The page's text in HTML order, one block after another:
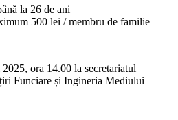
la 26 de ani
500 lei / membru de familie
ora 14.00 la secretariatul
Funciare și Ingineria Mediului